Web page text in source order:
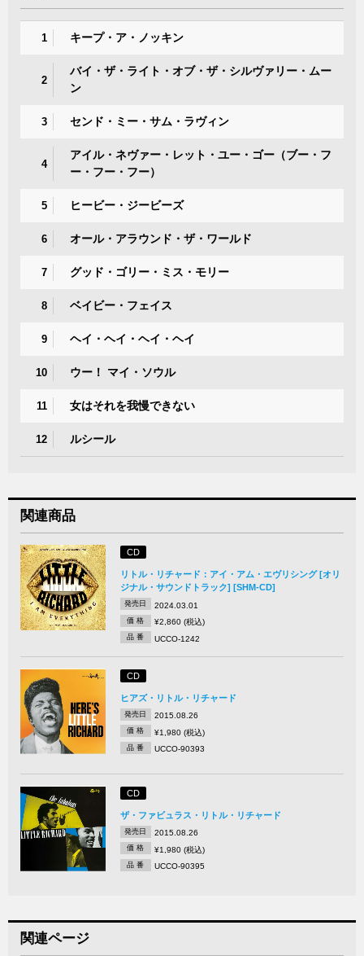
1 キープ・ア・ノッキン
2
バイ・ザ・ライト・オブ・ザ・シルヴァリー・ムー
ン
3 センド・ミー・サム・ラヴィン
4
アイル・ネヴァー・レット・ユー・ゴー（ブー・フ
ー・フー・フー）
5 ヒービー・ジービーズ
6 オール・アラウンド・ザ・ワールド
7 グッド・ゴリー・ミス・モリー
8 ベイビー・フェイス
9 ヘイ・ヘイ・ヘイ・ヘイ
10 ウー！ マイ・ソウル
11 女はそれを我慢できない
12 ルシール
関連商品
CD
リトル・リチャード：アイ・アム・エヴリシング [オリ
ジナル・サウンドトラック] [SHM-CD]
発売日 2024.03.01
価 格 ¥2,860 (税込)
品 番 UCCO-1242
CD
ヒアズ・リトル・リチャード
発売日 2015.08.26
価 格 ¥1,980 (税込)
品 番 UCCO-90393
CD
ザ・ファビュラス・リトル・リチャード
発売日 2015.08.26
価 格 ¥1,980 (税込)
品 番 UCCO-90395
関連ページ